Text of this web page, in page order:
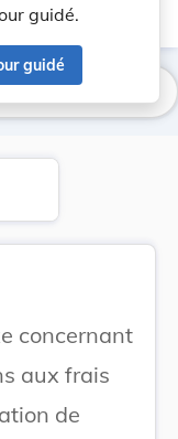
guidé.
guidé
concernant
aux frais
de